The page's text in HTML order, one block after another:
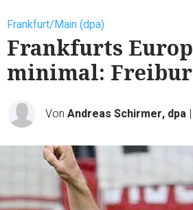
Frankfurt/Main (dpa)
Frankfurts
minimal:
Von Andreas Schirmer, dpa |